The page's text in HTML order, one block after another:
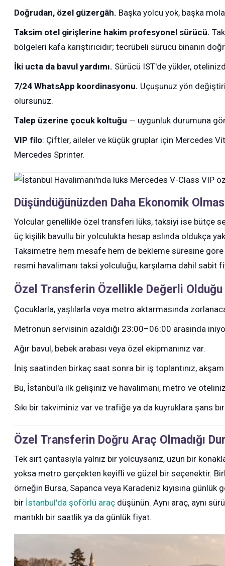
Doğrudan, özel güzergâh. Başka yolcu yok, başka
Taksim otel girişlerine hakim profesyonel sürücü.
bölgeleri kafa karıştırıcıdır; tecrübeli sürücü binanın
İki ucta da bavul yardımı. Sürücü IST'de yükler,
7/24 WhatsApp koordinasyonu. Uçuşunuz yön
olursunuz.
Talep üzerine çocuk koltuğu — uygunluk durumuna
VIP filo: Çiftler, aileler ve küçük gruplar için Mercedes
Mercedes Sprinter.
Düşündüğünüzden Daha Ekonomik
Yolcular genellikle özel transferi lüks, taksiyi ise bütçe
üç kişilik bavullu bir yolculukta hesap aslında oldukça
Taksimetre hem mesafe hem de bekleme süresine
resmi havalimanı taksi yolculuğu, karşılama dahil sabit
Özel Transferin Özellikle Değerli Olduğu
Çocuklarla, yaşlılarla veya metro aktarmasında
Metronun servisinin azaldığı 23:00–06:00 arasında
Ağır bavul, bebek arabası veya özel ekipmanınız var.
İniş saatinden birkaç saat sonra bir iş toplantınız,
Bu, İstanbul'a ilk gelişiniz ve havalimanı, metro ve
Sıkı bir takviminiz var ve trafiğe ya da kuyruklara şans
Özel Transferin Doğru Araç Olmadığı
Tek sırt çantasıyla yalnız bir yolcuysanız, uzun bir
yoksa metro gerçekten keyifli ve güzel bir seçenektir.
örneğin Bursa, Sapanca veya Karadeniz kıyısına
bir İstanbul'da şoförlü araç düşünün. Aynı araç, aynı
mantıklı bir saatlik ya da günlük fiyat.